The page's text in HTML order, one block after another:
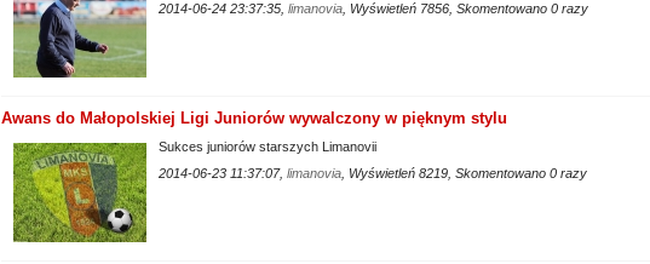
2014-06-24 23:37:35, limanovia, Wyświetleń 7856, Skomentowano 0 razy
Awans do Małopolskiej Ligi Juniorów wywalczony w pięknym stylu
Sukces juniorów starszych Limanovii
2014-06-23 11:37:07, limanovia, Wyświetleń 8219, Skomentowano 0 razy